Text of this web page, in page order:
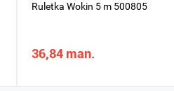
Ruletka Wokin 5 m 500805
36,84 man.